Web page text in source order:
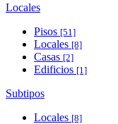
Locales
Pisos [51]
Locales [8]
Casas [2]
Edificios [1]
Subtipos
Locales [8]